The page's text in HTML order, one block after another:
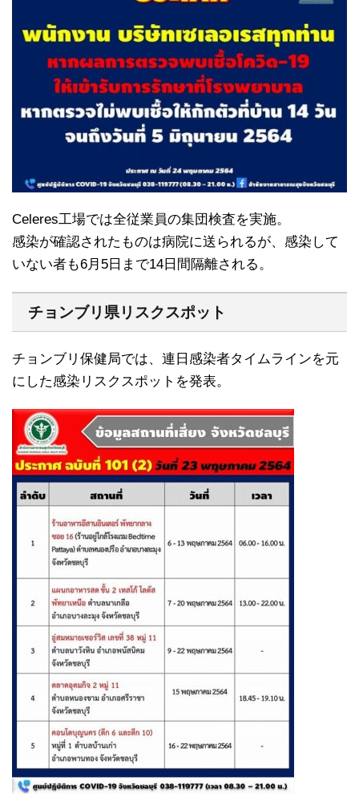
Celeres工場では全従業員の集団検査を実施。
感染が確認されたものは病院に送られるが、感染して
いない者も6月5日まで14日間隔離される。
チョンブリ県リスクスポット
チョンブリ保健局では、連日感染者タイムラインを元
にした感染リスクスポットを発表。